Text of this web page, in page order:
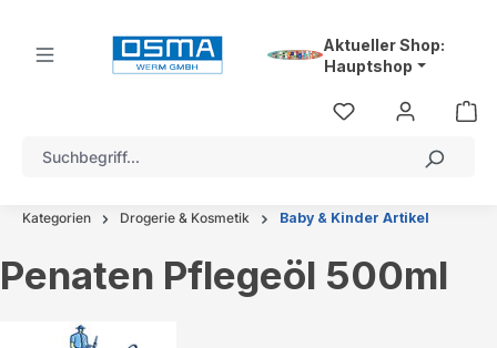
Aktueller Shop:
Hauptshop
Kategorien Drogerie & Kosmetik Baby & Kinder Artikel
Penaten Pflegeöl 500ml